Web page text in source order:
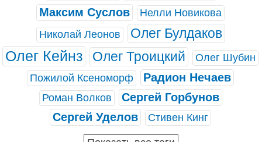
Максим Суслов
Нелли Новикова
Николай Леонов
Олег Булдаков
Олег Кейнз Олег Троицкий
Олег Шубин
Пожилой Ксеноморф
Радион Нечаев
Роман Волков
Сергей Горбунов
Сергей Уделов
Стивен Кинг